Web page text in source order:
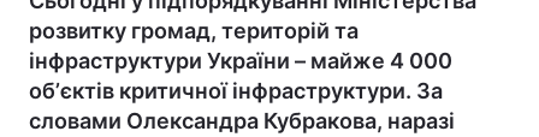
розвитку громад, територій та
інфраструктури України – майже 4 000
обʼєктів критичної інфраструктури. За
словами Олександра Кубракова, наразі